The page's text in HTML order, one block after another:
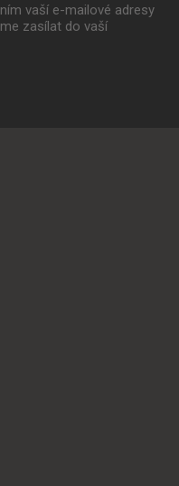
vaší e-mailové adresy
zasílat do vaší